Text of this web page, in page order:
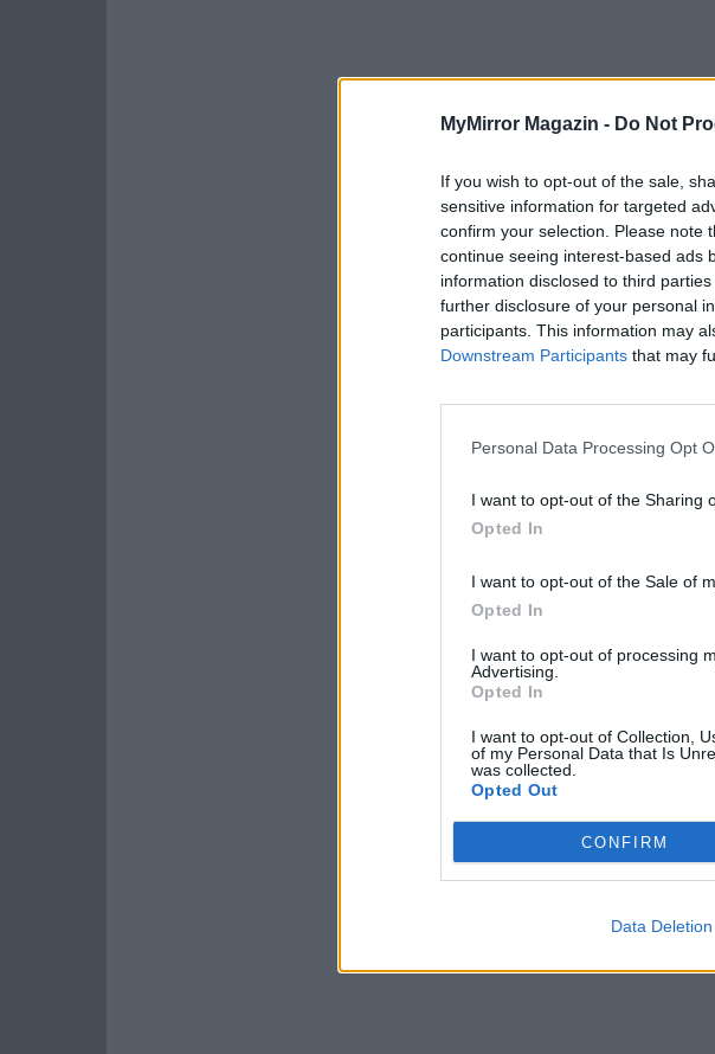
MyMirror Magazin - Do Not
If you wish to opt-out of the sale,
sensitive information for targeted
confirm your selection. Please note
continue seeing interest-based ads
information disclosed to third
further disclosure of your personal
participants. This information may
Downstream Participants that may
Personal Data Processing Opt
I want to opt-out of the Sharing
Opted In
I want to opt-out of the Sale of
Opted In
I want to opt-out of processing
Advertising.
Opted In
I want to opt-out of Collection,
of my Personal Data that Is
was collected.
Opted Out
CONFIRM
Data Deletion